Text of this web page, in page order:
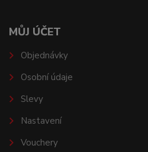
MŮJ ÚČET
Objednávky
Osobní údaje
Slevy
Nastavení
Vouchery